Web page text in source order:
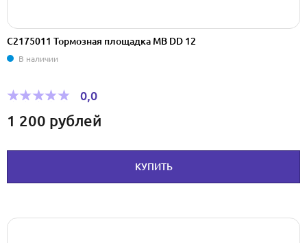
C2175011 Тормозная площадка МВ DD 12
В наличии
0,0
1 200 рублей
КУПИТЬ